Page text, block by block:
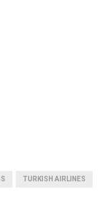
TURKISH AIRLINES